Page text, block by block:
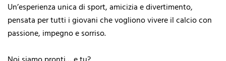
Un’esperienza unica di sport, amicizia e divertimento,
pensata per tutti i giovani che vogliono vivere il calcio con
passione, impegno e sorriso.